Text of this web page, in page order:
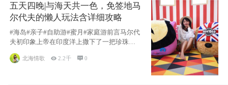
五天四晚|与海天共一色，免签地马
尔代夫的懒人玩法含详细攻略
#海岛#亲子#自助游#蜜月#家庭游前言马尔代
夫初印象上帝在印度洋上撒下了一把珍珠，
北海情歌 2.2千 0